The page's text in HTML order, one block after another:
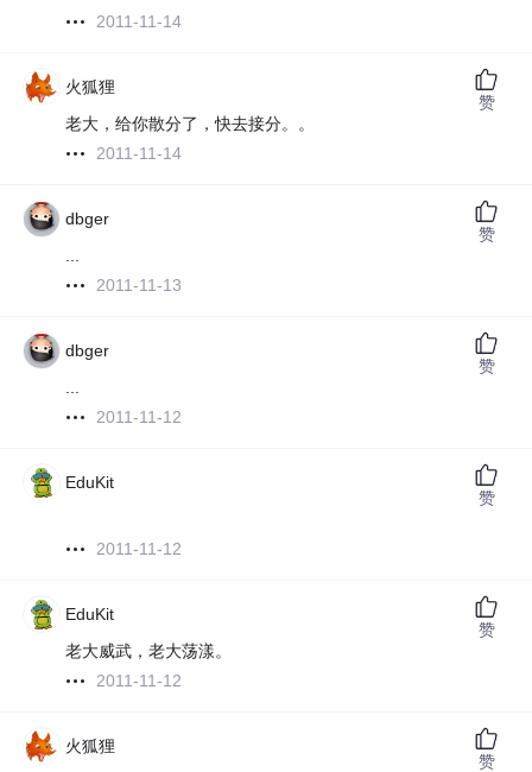
2011-11-14
火狐狸
老大，给你散分了，快去接分。。
2011-11-14
赞
dbger
...
2011-11-13
赞
dbger
...
2011-11-12
赞
EduKit
2011-11-12
赞
EduKit
老大威武，老大荡漾。
2011-11-12
赞
火狐狸
赞